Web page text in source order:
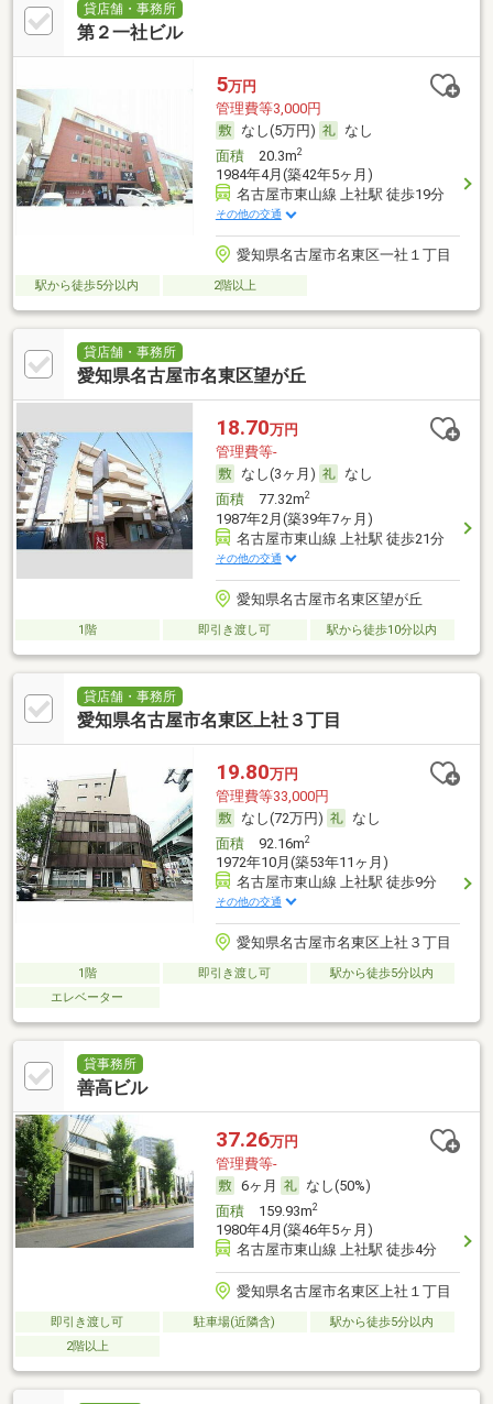
貸店舗・事務所
第２一社ビル
5万円
管理費等3,000円
なし(5万円)
なし
面積20.3m2
1984年4月(築42年5ヶ月)
名古屋市東山線 上社駅 徒歩19分
その他の交通
愛知県名古屋市名東区一社１丁目
駅から徒歩5分以内 2階以上
貸店舗・事務所
愛知県名古屋市名東区望が丘
18.70万円
管理費等-
なし(3ヶ月)
なし
面積77.32m2
1987年2月(築39年7ヶ月)
名古屋市東山線 上社駅 徒歩21分
その他の交通
愛知県名古屋市名東区望が丘
1階 即引き渡し可 駅から徒歩10分以内
貸店舗・事務所
愛知県名古屋市名東区上社３丁目
19.80万円
管理費等33,000円
なし(72万円)
なし
面積92.16m2
1972年10月(築53年11ヶ月)
名古屋市東山線 上社駅 徒歩9分
その他の交通
愛知県名古屋市名東区上社３丁目
1階 即引き渡し可
駅から徒歩5分以内
エレベーター
貸事務所
善高ビル
37.26万円
管理費等-
6ヶ月
なし(50%)
面積159.93m2
1980年4月(築46年5ヶ月)
名古屋市東山線 上社駅 徒歩4分
愛知県名古屋市名東区上社１丁目
即引き渡し可 駐車場(近隣含)
駅から徒歩5分以内
2階以上